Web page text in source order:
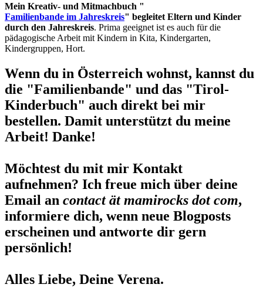
Mein Kreativ- und Mitmachbuch "
Familienbande im Jahreskreis" begleitet Eltern und Kinder
durch den Jahreskreis. Prima geeignet ist es auch für die
pädagogische Arbeit mit Kindern in Kita, Kindergarten,
Kindergruppen, Hort.
Wenn du in Österreich wohnst, kannst du
die "Familienbande" und das "Tirol-
Kinderbuch" auch direkt bei mir
bestellen. Damit unterstützt du meine
Arbeit! Danke!
Möchtest du mit mir Kontakt
aufnehmen? Ich freue mich über deine
Email an contact ät mamirocks dot com,
informiere dich, wenn neue Blogposts
erscheinen und antworte dir gern
persönlich!
Alles Liebe, Deine Verena.